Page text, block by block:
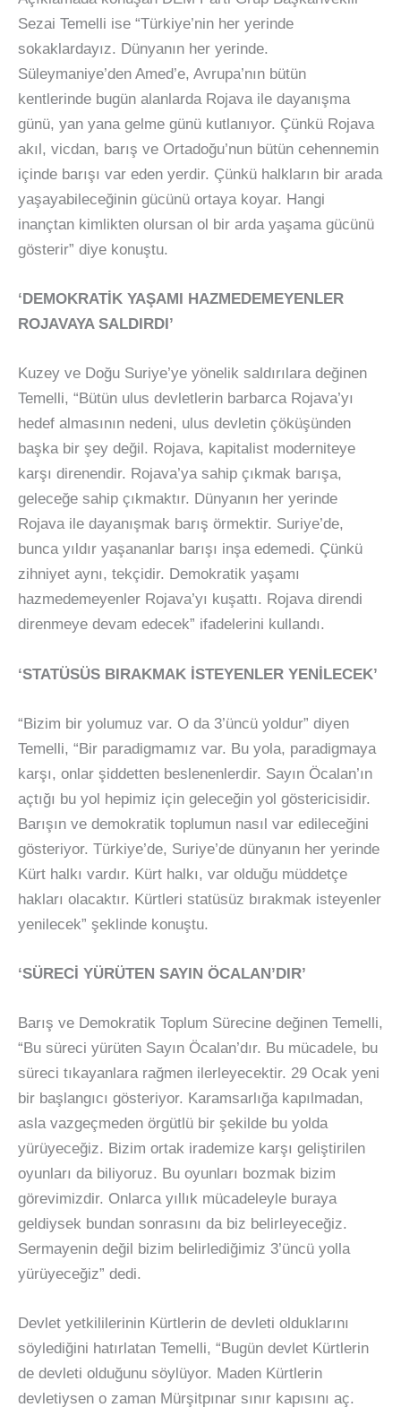
Sezai Temelli ise “Türkiye’nin her yerinde
sokaklardayız. Dünyanın her yerinde.
Süleymaniye’den Amed’e, Avrupa’nın bütün
kentlerinde bugün alanlarda Rojava ile dayanışma
günü, yan yana gelme günü kutlanıyor. Çünkü Rojava
akıl, vicdan, barış ve Ortadoğu’nun bütün cehennemin
içinde barışı var eden yerdir. Çünkü halkların bir arada
yaşayabileceğinin gücünü ortaya koyar. Hangi
inançtan kimlikten olursan ol bir arda yaşama gücünü
gösterir” diye konuştu.
‘DEMOKRATİK YAŞAMI HAZMEDEMEYENLER
ROJAVAYA SALDIRDI’
Kuzey ve Doğu Suriye’ye yönelik saldırılara değinen
Temelli, “Bütün ulus devletlerin barbarca Rojava’yı
hedef almasının nedeni, ulus devletin çöküşünden
başka bir şey değil. Rojava, kapitalist moderniteye
karşı direnendir. Rojava’ya sahip çıkmak barışa,
geleceğe sahip çıkmaktır. Dünyanın her yerinde
Rojava ile dayanışmak barış örmektir. Suriye’de,
bunca yıldır yaşananlar barışı inşa edemedi. Çünkü
zihniyet aynı, tekçidir. Demokratik yaşamı
hazmedemeyenler Rojava’yı kuşattı. Rojava direndi
direnmeye devam edecek” ifadelerini kullandı.
‘STATÜSÜS BIRAKMAK İSTEYENLER YENİLECEK’
“Bizim bir yolumuz var. O da 3’üncü yoldur” diyen
Temelli, “Bir paradigmamız var. Bu yola, paradigmaya
karşı, onlar şiddetten beslenenlerdir. Sayın Öcalan’ın
açtığı bu yol hepimiz için geleceğin yol göstericisidir.
Barışın ve demokratik toplumun nasıl var edileceğini
gösteriyor. Türkiye’de, Suriye’de dünyanın her yerinde
Kürt halkı vardır. Kürt halkı, var olduğu müddetçe
hakları olacaktır. Kürtleri statüsüz bırakmak isteyenler
yenilecek” şeklinde konuştu.
‘SÜRECİ YÜRÜTEN SAYIN ÖCALAN’DIR’
Barış ve Demokratik Toplum Sürecine değinen Temelli,
“Bu süreci yürüten Sayın Öcalan’dır. Bu mücadele, bu
süreci tıkayanlara rağmen ilerleyecektir. 29 Ocak yeni
bir başlangıcı gösteriyor. Karamsarlığa kapılmadan,
asla vazgeçmeden örgütlü bir şekilde bu yolda
yürüyeceğiz. Bizim ortak irademize karşı geliştirilen
oyunları da biliyoruz. Bu oyunları bozmak bizim
görevimizdir. Onlarca yıllık mücadeleyle buraya
geldiysek bundan sonrasını da biz belirleyeceğiz.
Sermayenin değil bizim belirlediğimiz 3’üncü yolla
yürüyeceğiz” dedi.
Devlet yetkililerinin Kürtlerin de devleti olduklarını
söylediğini hatırlatan Temelli, “Bugün devlet Kürtlerin
de devleti olduğunu söylüyor. Maden Kürtlerin
devletiysen o zaman Mürşitpınar sınır kapısını aç.